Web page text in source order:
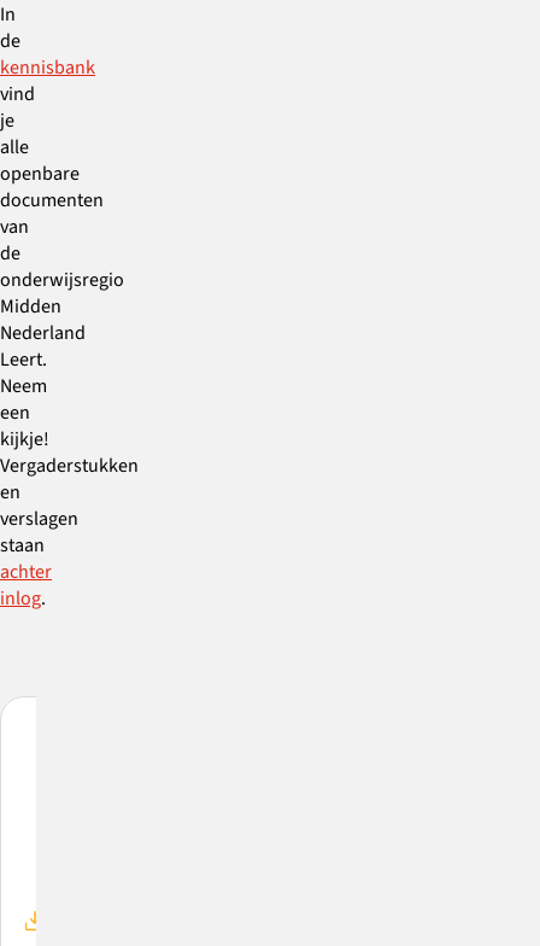
In
de
kennisbank
vind
je
alle
openbare
documenten
van
de
onderwijsregio
Midden
Nederland
Leert.
Neem
een
kijkje!
Vergaderstukken
en
verslagen
staan
achter
inlog.